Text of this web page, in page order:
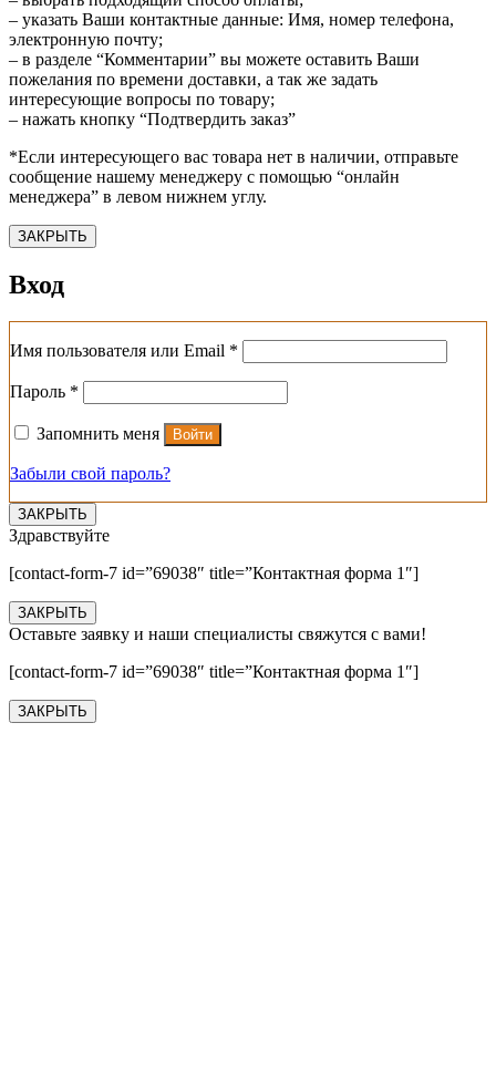
– указать Ваши контактные данные: Имя, номер телефона,
электронную почту;
– в разделе “Комментарии” вы можете оставить Ваши
пожелания по времени доставки, а так же задать
интересующие вопросы по товару;
– нажать кнопку “Подтвердить заказ”
*Если интересующего вас товара нет в наличии, отправьте
сообщение нашему менеджеру с помощью “онлайн
менеджера” в левом нижнем углу.
ЗАКРЫТЬ
Вход
Имя пользователя или Email *
Пароль *
Запомнить меня Войти
Забыли свой пароль?
ЗАКРЫТЬ
Здравствуйте
[contact-form-7 id=”69038″ title=”Контактная форма 1″]
ЗАКРЫТЬ
Оставьте заявку и наши специалисты свяжутся с вами!
[contact-form-7 id=”69038″ title=”Контактная форма 1″]
ЗАКРЫТЬ